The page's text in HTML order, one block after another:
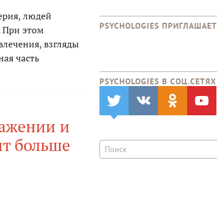
людей
При этом
взгляды
часть
и
больше
PSYCHOLOGIES ПРИГЛАШАЕТ
PSYCHOLOGIES В CОЦ.СЕТЯХ